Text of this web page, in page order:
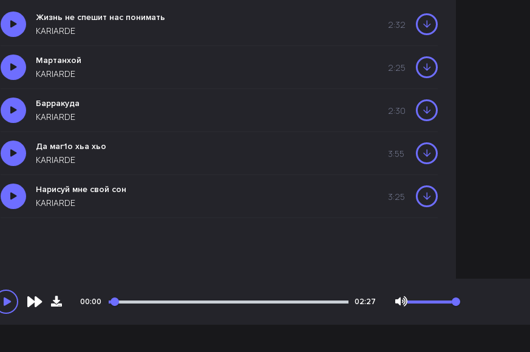
Жизнь не спешит нас понимать
KARIARDE
2:32
Мартанхой
KARIARDE
2:25
Барракуда
KARIARDE
2:30
Да маг1о хьа хьо
KARIARDE
3:55
Нарисуй мне свой сон
KARIARDE
3:25
00:00 02:27